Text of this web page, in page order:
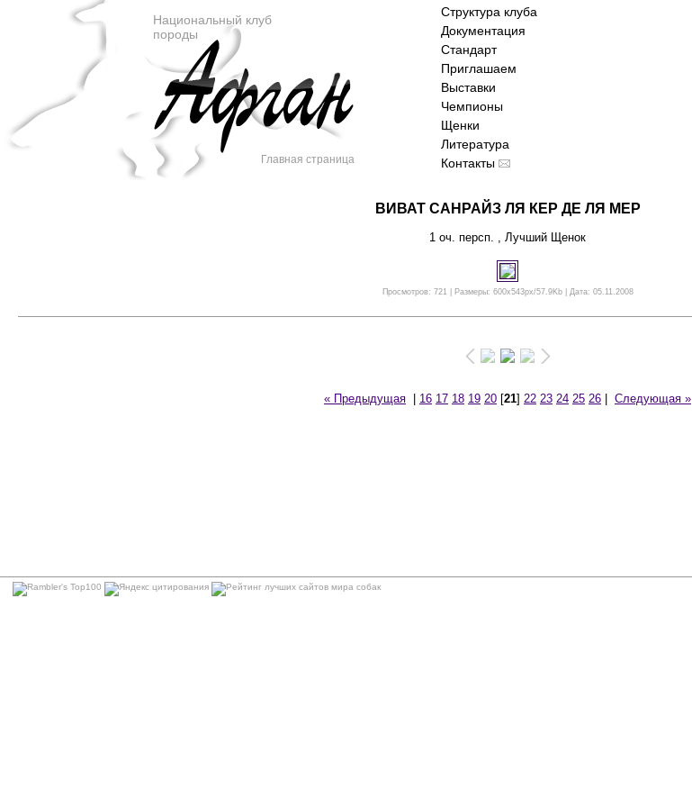
Национальный клуб
породы
Главная страница
Структура клуба
Документация
Стандарт
Приглашаем
Выставки
Чемпионы
Щенки
Литература
Контакты
ВИВАТ САНРАЙЗ ЛЯ КЕР ДЕ ЛЯ МЕР
1 оч. персп. , Лучший Щенок
Просмотров: 721 | Размеры: 600x543px/57.9Kb | Дата: 05.11.2008
« Предыдущая 16 17 18 19 20 [21] 22 23 24 25 26 Следующая »